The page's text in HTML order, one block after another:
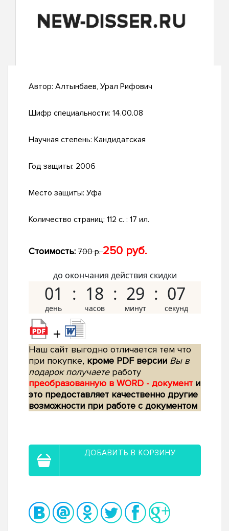
Автор: Алтынбаев, Урал Рифович
Шифр специальности: 14.00.08
Научная степень: Кандидатская
Год защиты: 2006
Место защиты: Уфа
Количество страниц: 112 с. : 17 ил.
Стоимость: 700 р.250 руб.
до окончания действия скидки
01 18 29 06
+
Наш сайт выгодно отличается тем что
при покупке, кроме PDF версии Вы в
подарок получаетеработу
преобразованную в WORD - документ и
это предоставляет качественно другие
возможности при работе с документом
ДОБАВИТЬ В КОРЗИНУ